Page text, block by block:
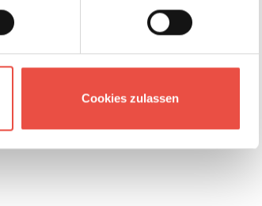
Cookies zulassen